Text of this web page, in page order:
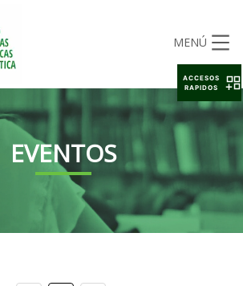
MENÚ
EVENTOS
ACCESOS
RAPIDOS